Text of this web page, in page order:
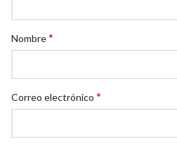
Nombre*
Correo electrónico *